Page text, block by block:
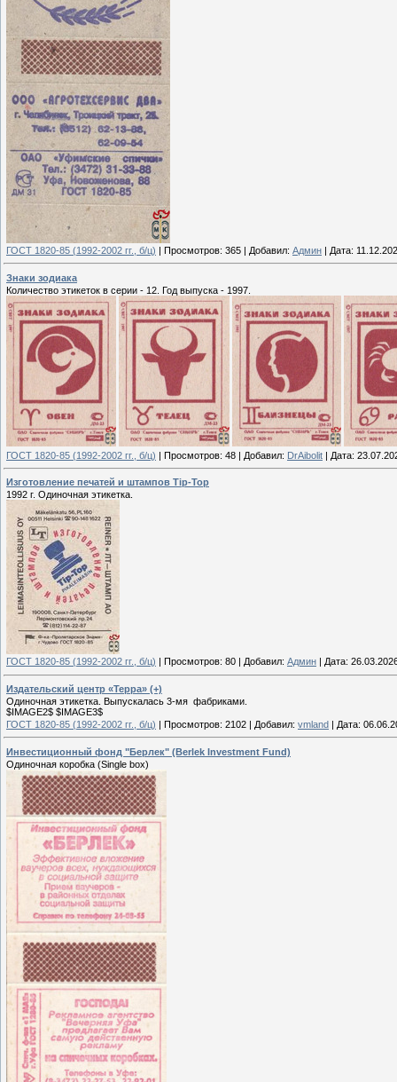
ГОСТ 1820-85 (1992-2002 гг., б/ц) | Просмотров: 365 | Добавил: Админ | Дата:
Знаки зодиака
Количество этикеток в серии - 12. Год выпуска - 1997.
ГОСТ 1820-85 (1992-2002 гг., б/ц) | Просмотров: 48 | Добавил: DrAibolit | Дата:
Изготовление печатей и штампов Tip-Top
1992 г. Одиночная этикетка.
ГОСТ 1820-85 (1992-2002 гг., б/ц) Просмотров: 80 Добавил: Админ Дата:
Издательский центр «Терра» (+)
Одиночная этикетка. Выпускалась 3-мя фабриками.
$IMAGE2$ $IMAGE3$
ГОСТ 1820-85 (1992-2002 гг., б/ц) | Просмотров: 2102 | Добавил: vmland | Дата:
Инвестиционный фонд "Берлек" (Berlek Investment Fund)
Одиночная коробка (Single box)